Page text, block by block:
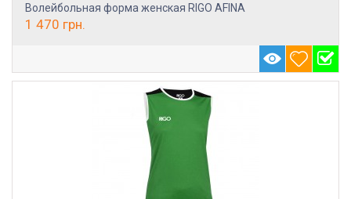
Волейбольная форма женская RIGO AFINA
1 470 грн.